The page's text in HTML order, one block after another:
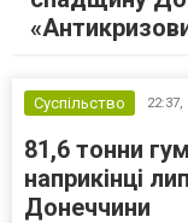
Суспільство 22:37,
81,6 тонни
наприкінці
Донеччини